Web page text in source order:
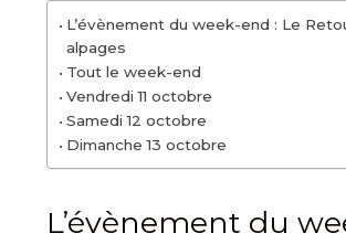
L’évènement du week-end : Le
alpages
Tout le week-end
Vendredi 11 octobre
Samedi 12 octobre
Dimanche 13 octobre
L’évènement du